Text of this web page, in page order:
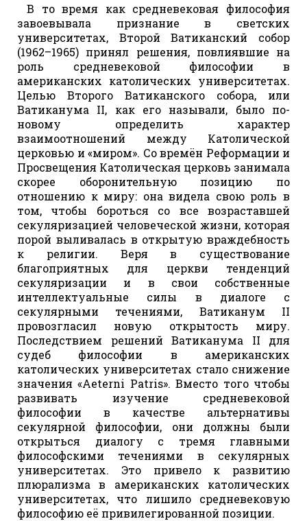
В то время как средневековая философия
завоевывала признание в светских
университетах, Второй Ватиканский собор
(1962–1965) принял решения, повлиявшие на
роль средневековой философии в
американских католических университетах.
Целью Второго Ватиканского собора, или
Ватиканума II, как его называли, было по-
новому определить характер
взаимоотношений между Католической
церковью и «миром». Со времён Реформации и
Просвещения Католическая церковь занимала
скорее оборонительную позицию по
отношению к миру: она видела свою роль в
том, чтобы бороться со все возраставшей
секуляризацией человеческой жизни, которая
порой выливалась в открытую враждебность
к религии. Веря в существование
благоприятных для церкви тенденций
секуляризации и в свои собственные
интеллектуальные силы в диалоге с
секулярными течениями, Ватиканум II
провозгласил новую открытость миру.
Последствием решений Ватиканума II для
судеб философии в американских
католических университетах стало снижение
значения «Aeterni Patris». Вместо того чтобы
развивать изучение средневековой
философии в качестве альтернативы
секулярной философии, они должны были
открыться диалогу с тремя главными
философскими течениями в секулярных
университетах. Это привело к развитию
плюрализма в американских католических
университетах, что лишило средневековую
философию её привилегированной позиции.